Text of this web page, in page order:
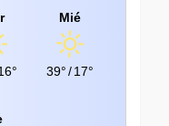
Mié
39°/ 17°